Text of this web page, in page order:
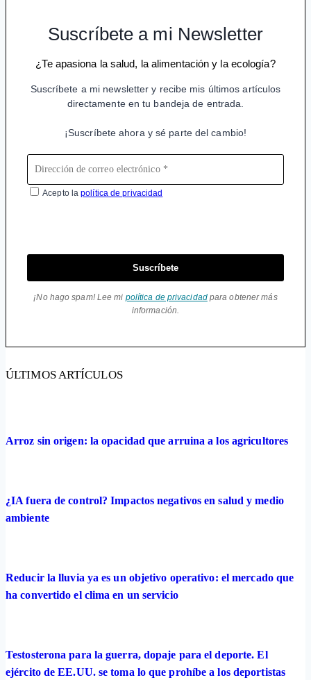
Suscríbete a mi Newsletter
¿Te apasiona la salud, la alimentación y la ecología?
Suscríbete a mi newsletter y recibe mis últimos artículos
directamente en tu bandeja de entrada.
¡Suscríbete ahora y sé parte del cambio!
Acepto lapolítica de privacidad
Suscríbete
¡No hago spam! Lee mi política de privacidadpara obtener más
información.
ÚLTIMOS ARTÍCULOS
Arroz sin origen: la opacidad que arruina a los agricultores
¿IA fuera de control? Impactos negativos en salud y medio
ambiente
Reducir la lluvia ya es un objetivo operativo: el mercado que
ha convertido el clima en un servicio
Testosterona para la guerra, dopaje para el deporte. El
ejército de EE.UU. se toma lo que prohíbe a los deportistas